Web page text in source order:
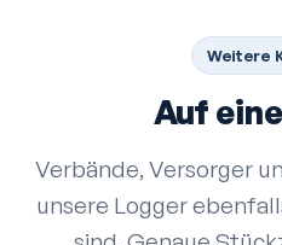
Weitere
Auf
Verbände, Versorger
unsere Logger